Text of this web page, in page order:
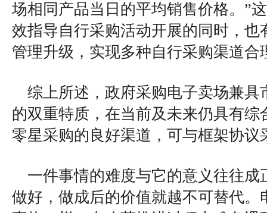
场相同产品当日的平均销售价格。”
效指导自行采购活动开展的同时，也
管理升级，实现多种自行采购渠道合
综上所述，政府采购电子卖场兼具
的双重特质，在当前及未来仍具有综
零星采购的良好渠道，可与框架协议
一件事情的难度与它的意义往往
做好，做成后的价值就越不可替代。